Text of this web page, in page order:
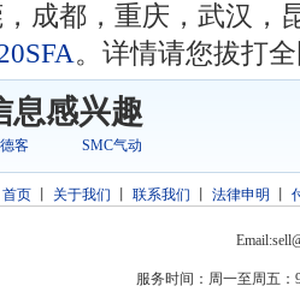
成都，重庆，武汉，
。详情请您拔打
息感兴趣
客 SMC气动
首页丨 关于我们 联系我们 法律申明
服务时间：周一至周五：